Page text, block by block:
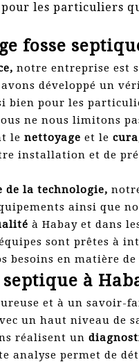
les particuliers
fosse
notre entreprise est
développé un
bien pour les
ne nous limitons
le nettoyage et le
installation et de
la technologie,
ainsi que
à Habay et dans
sont prêtes à
besoins en matière
à
et à un savoir-
un haut niveau de
réalisent un
analyse permet de